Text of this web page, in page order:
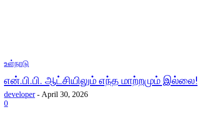
உள்நாடு
என்.பி.பி. ஆட்சியிலும் எந்த மாற்றமும் இல்லை!
developer - April 30, 2026
0